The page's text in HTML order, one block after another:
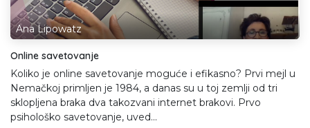
Ana Lipowatz
Online savetovanje
Koliko je online savetovanje moguće i efikasno? Prvi mejl u
Nemačkoj primljen je 1984, a danas su u toj zemlji od tri
sklopljena braka dva takozvani internet brakovi. Prvo
psihološko savetovanje, uved...